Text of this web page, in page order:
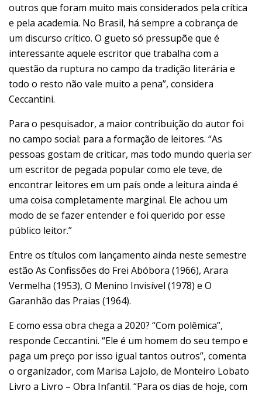
outros que foram muito mais considerados pela crítica
e pela academia. No Brasil, há sempre a cobrança de
um discurso crítico. O gueto só pressupõe que é
interessante aquele escritor que trabalha com a
questão da ruptura no campo da tradição literária e
todo o resto não vale muito a pena”, considera
Ceccantini.
Para o pesquisador, a maior contribuição do autor foi
no campo social: para a formação de leitores. “As
pessoas gostam de criticar, mas todo mundo queria ser
um escritor de pegada popular como ele teve, de
encontrar leitores em um país onde a leitura ainda é
uma coisa completamente marginal. Ele achou um
modo de se fazer entender e foi querido por esse
público leitor.”
Entre os títulos com lançamento ainda neste semestre
estão As Confissões do Frei Abóbora (1966), Arara
Vermelha (1953), O Menino Invisível (1978) e O
Garanhão das Praias (1964).
E como essa obra chega a 2020? “Com polêmica”,
responde Ceccantini. “Ele é um homem do seu tempo e
paga um preço por isso igual tantos outros”, comenta
o organizador, com Marisa Lajolo, de Monteiro Lobato
Livro a Livro – Obra Infantil. “Para os dias de hoje, com